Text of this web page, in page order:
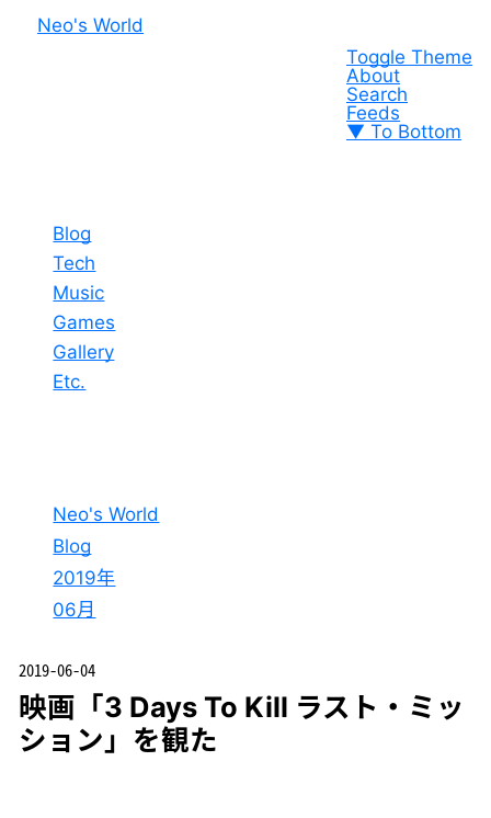
Neo's World
Toggle Theme
About
Search
Feeds
▼ To Bottom
Blog
Tech
Music
Games
Gallery
Etc.
Neo's World
Blog
2019年
06月
2019-06-04
映画「3 Days To Kill ラスト・ミッ
ション」を観た